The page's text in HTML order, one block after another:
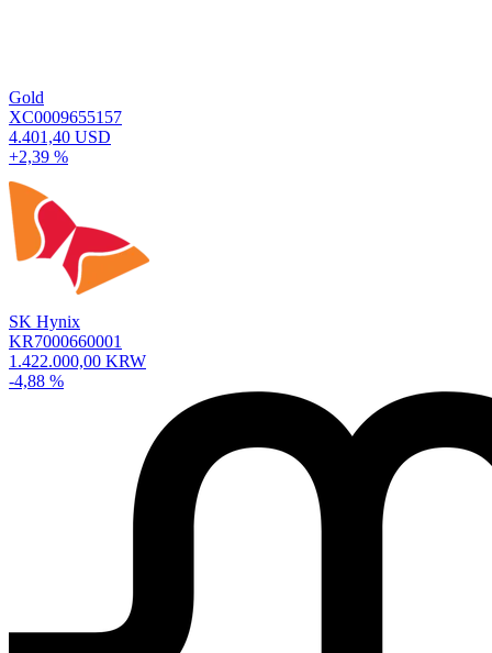
Gold
XC0009655157
4.401,40 USD
+2,39 %
SK Hynix
KR7000660001
1.422.000,00 KRW
-4,88 %